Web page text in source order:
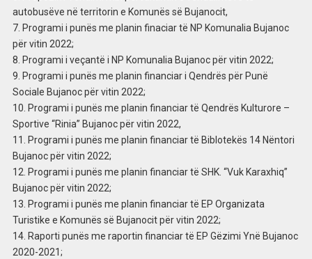
autobusëve në territorin e Komunës së Bujanocit,
7. Programi i punës me planin finaciar të NP Komunalia Bujanoc
për vitin 2022;
8. Programi i veçantë i NP Komunalia Bujanoc për vitin 2022;
9. Programi i punës me planin financiar i Qendrës për Punë
Sociale Bujanoc për vitin 2022;
10. Programi i punës me planin financiar të Qendrës Kulturore –
Sportive “Rinia” Bujanoc për vitin 2022,
11. Programi i punës me planin financiar të Biblotekës 14 Nëntori
Bujanoc për vitin 2022;
12. Programi i punës me planin financiar të SHK. “Vuk Karaxhiq”
Bujanoc për vitin 2022;
13. Programi i punës me planin financiar të EP Organizata
Turistike e Komunës së Bujanocit për vitin 2022;
14. Raporti punës me raportin financiar të EP Gëzimi Ynë Bujanoc
2020-2021;